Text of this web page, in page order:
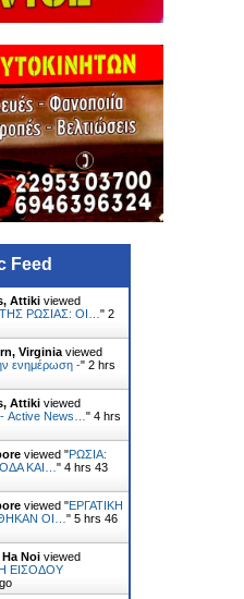
Feed
Attiki viewed
ΡΩΣΙΑΣ: ΟΙ… " 2
Virginia viewed
ενημέρωση -" 2 hrs
Attiki viewed
News… " 4 hrs
viewed "ΡΩΣΙΑ:
ΚΑΙ… " 4 hrs 43
viewed "ΕΡΓΑΤΙΚΗ
ΟΙ… " 5 hrs 46
Noi viewed
ΕΙΣΟΔΟΥ